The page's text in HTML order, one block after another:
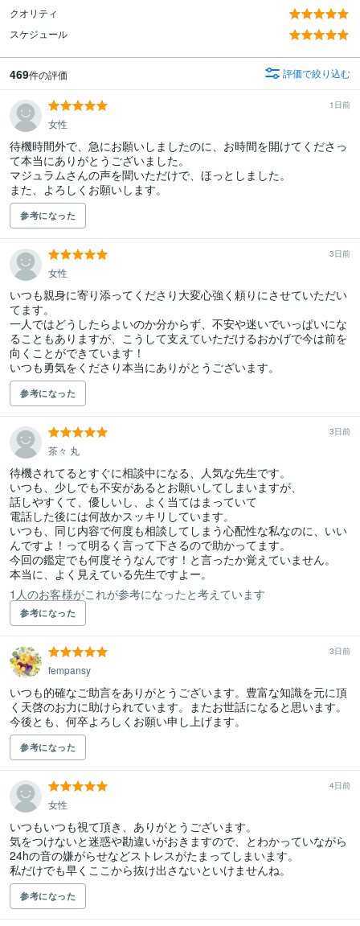
クオリティ
スケジュール
469件の評価 評価で絞り込む
1日前
女性
待機時間外で、急にお願いしましたのに、お時間を開けてくださっ
て本当にありがとうございました。
マジュラムさんの声を聞いただけで、ほっとしました。
また、よろしくお願いします。
参考になった
3日前
女性
いつも親身に寄り添ってくださり大変心強く頼りにさせていただい
てます。
一人ではどうしたらよいのか分からず、不安や迷いでいっぱいにな
ることもありますが、こうして支えていただけるおかげで今は前を
向くことができています！
参考になった
3日前
茶々 丸
待機されてるとすぐに相談中になる、人気な先生です。
いつも、少しでも不安があるとお願いしてしまいますが、
話しやすくて、優しいし、よく当てはまっていて
電話した後には何故かスッキリしています。
いつも、同じ内容で何度も相談してしまう心配性な私なのに、いい
んですよ！って明るく言って下さるので助かってます。
今回の鑑定でも何度そうなんです！と言ったか覚えていません。
1人のお客様がこれが参考になったと考えています
参考になった
3日前
fempansy
いつも的確なご助言をありがとうございます。豊富な知識を元に頂
く天啓のお力に助けられています。またお世話になると思います。
今後とも、何卒よろしくお願い申し上げます。
参考になった
4日前
女性
いつもいつも視て頂き、ありがとうございます。
気をつけないと迷惑や勘違いがおきますので、とわかっていながら
24hの音の嫌がらせなどストレスがたまってしまいます。
私だけでも早くここから抜け出さないといけませんね。
参考になった